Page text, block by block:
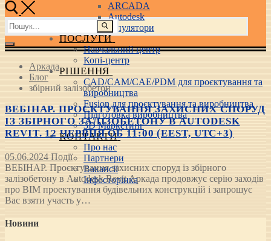
ARCADA
Autodesk
3D маніпулятори
ПОСЛУГИ
Навчальний центр
Копі-центр
РІШЕННЯ
CAD/CAM/CAE/PDM для проєктування та
виробництва
Fusion для проєктування та виробництва
Підготовка виробництва
3D Маркетинг
КОНТАКТИ
Про нас
Партнери
Вакансії
Інфосторінка
Пошук:
Аркада
Блог
збірний залізобетон
ВЕБІНАР. ПРОЄКТУВАННЯ ЗАХИСНИХ СПОРУД
ІЗ ЗБІРНОГО ЗАЛІЗОБЕТОНУ В AUTODESK
REVIT. 12 ЧЕРВНЯ ОБ 11:00 (EEST, UTC+3)
05.06.2024 Події
ВЕБІНАР. Проєктування захисних споруд із збірного
залізобетону в Autodesk Revit Аркада продовжує серію заходів
про BIM проектування будівельних конструкцій і запрошує
Вас взяти участь у…
Новини